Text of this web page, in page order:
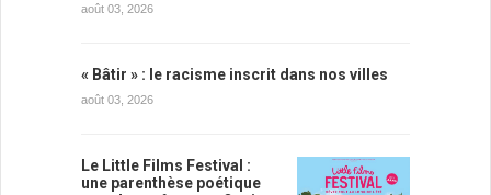
août 03, 2026
« Bâtir » : le racisme inscrit dans nos villes
août 03, 2026
Le Little Films Festival :
une parenthèse poétique